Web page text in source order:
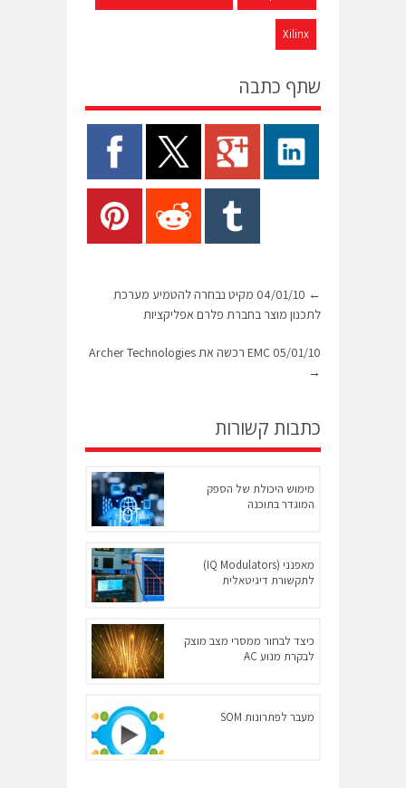
Xilinx
שתף כתבה
←
04/01/10 מקיט נבחרה להטמיע מערכת
לתכנון מוצר בחברת פלרם אפליקציות
05/01/10 EMC רכשה את Archer Technologies
→
כתבות קשורות
מימוש היכולת של הספק
המוגדר בתוכנה
מאפנני (IQ Modulators)
לתקשורת דיגיטאלית
כיצד לבחור ממסרי מצב מוצק
לבקרת מנוע AC
מעבר לפתרונות SOM